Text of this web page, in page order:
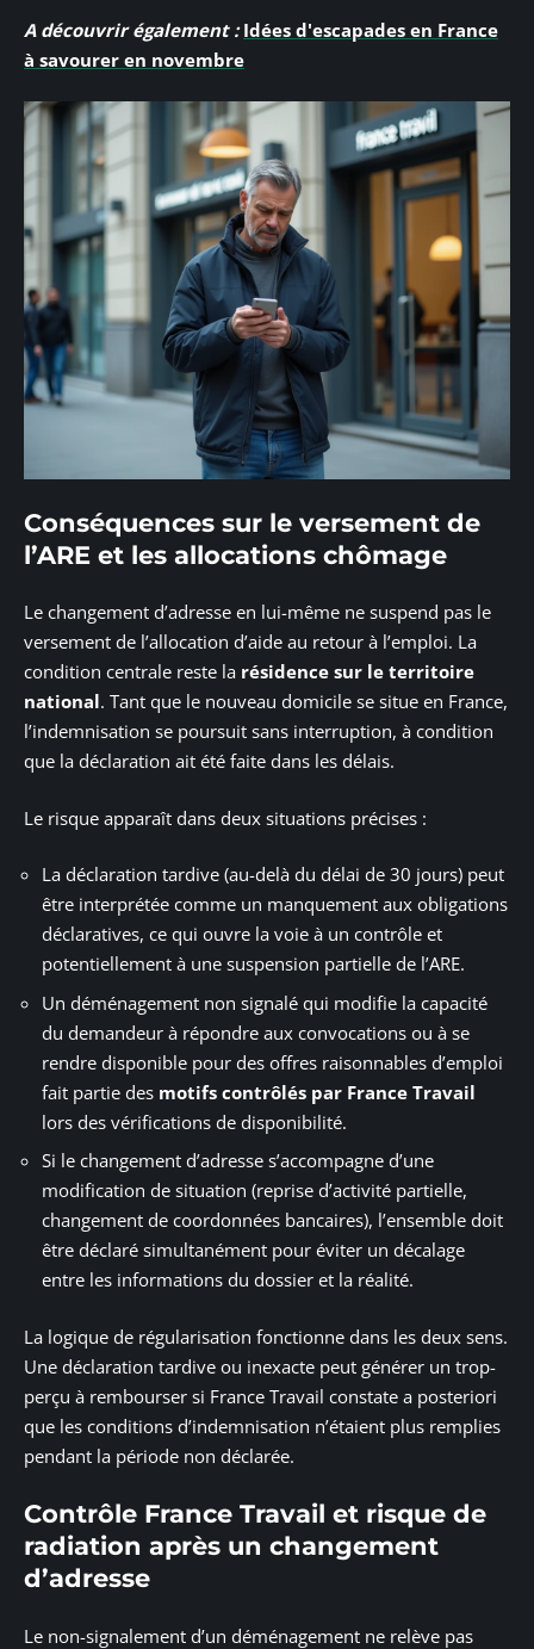
A découvrir également : Idées d'escapades en France
à savourer en novembre
Conséquences sur le versement de
l’ARE et les allocations chômage
Le changement d’adresse en lui-même ne suspend pas le
versement de l’allocation d’aide au retour à l’emploi. La
condition centrale reste la résidence sur le territoire
national. Tant que le nouveau domicile se situe en France,
l’indemnisation se poursuit sans interruption, à condition
que la déclaration ait été faite dans les délais.
Le risque apparaît dans deux situations précises :
La déclaration tardive (au-delà du délai de 30 jours) peut
être interprétée comme un manquement aux obligations
déclaratives, ce qui ouvre la voie à un contrôle et
potentiellement à une suspension partielle de l’ARE.
Un déménagement non signalé qui modifie la capacité
du demandeur à répondre aux convocations ou à se
rendre disponible pour des offres raisonnables d’emploi
fait partie des motifs contrôlés par France Travail
lors des vérifications de disponibilité.
Si le changement d’adresse s’accompagne d’une
modification de situation (reprise d’activité partielle,
changement de coordonnées bancaires), l’ensemble doit
être déclaré simultanément pour éviter un décalage
entre les informations du dossier et la réalité.
La logique de régularisation fonctionne dans les deux sens.
Une déclaration tardive ou inexacte peut générer un trop-
perçu à rembourser si France Travail constate a posteriori
que les conditions d’indemnisation n’étaient plus remplies
pendant la période non déclarée.
Contrôle France Travail et risque de
radiation après un changement
d’adresse
Le non-signalement d’un déménagement ne relève pas